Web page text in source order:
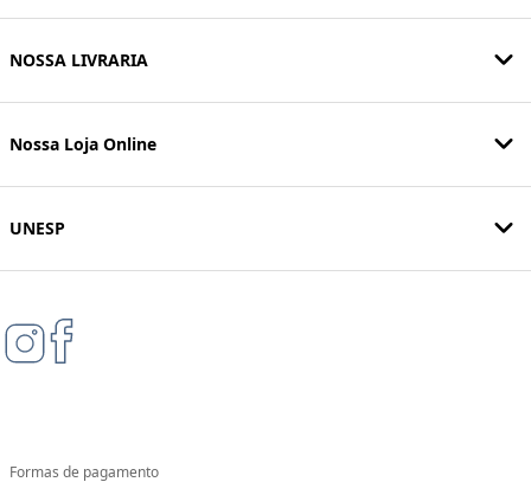
NOSSA LIVRARIA
Nossa Loja Online
UNESP
Formas de pagamento